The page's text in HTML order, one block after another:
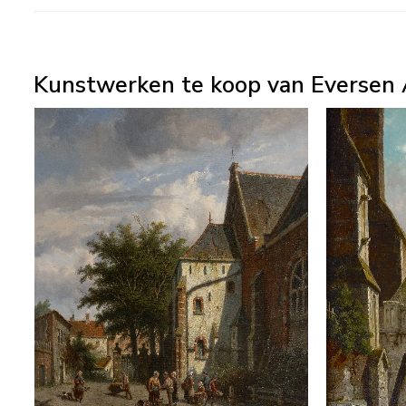
Kunstwerken te koop van Eversen